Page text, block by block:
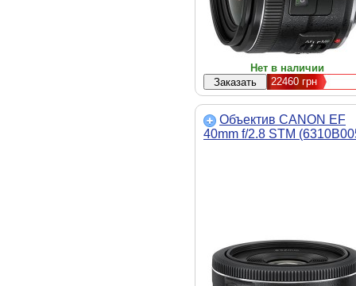
Нет в наличии
22460грн
Объектив CANON EF
40mm f/2.8 STM